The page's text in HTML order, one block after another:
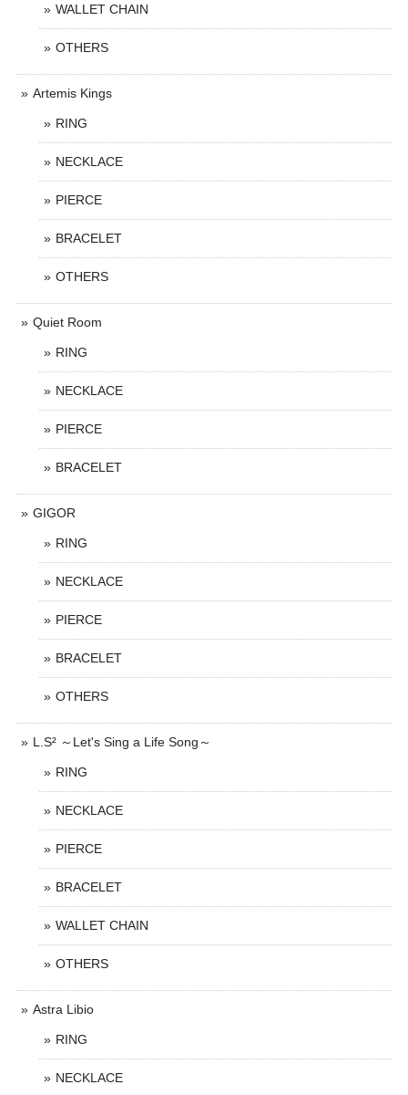
WALLET CHAIN
OTHERS
Artemis Kings
RING
NECKLACE
PIERCE
BRACELET
OTHERS
Quiet Room
RING
NECKLACE
PIERCE
BRACELET
GIGOR
RING
NECKLACE
PIERCE
BRACELET
OTHERS
L.S² ～Let's Sing a Life Song～
RING
NECKLACE
PIERCE
BRACELET
WALLET CHAIN
OTHERS
Astra Libio
RING
NECKLACE